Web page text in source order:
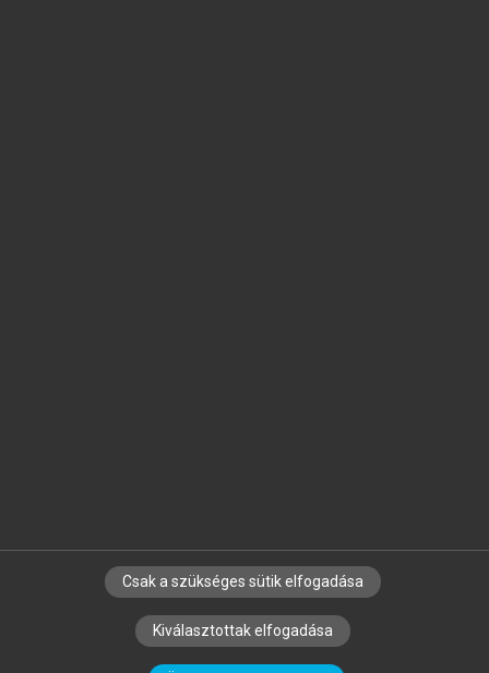
SZERZŐKNEK CÉGEKNEK KÖNYVTÁROSOKNAK
SZERKESZTÉSI ÉS LEKTORÁLÁSI ALAPELVEK
Csak a szükséges sütik elfogadása
Kiválasztottak elfogadása